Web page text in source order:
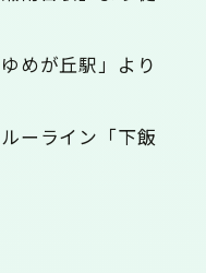
丘駅」より
イン「下飯